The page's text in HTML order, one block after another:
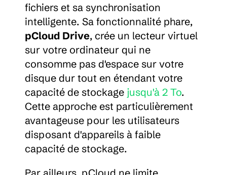
fichiers et sa synchronisation
pCloud Drive, crée un lecteur virtuel
sur votre ordinateur qui ne
consomme pas d'espace sur votre
disque dur tout en étendant votre
capacité de stockage jusqu'à 2 To.
Cette approche est particulièrement
avantageuse pour les utilisateurs
disposant d'appareils à faible
capacité de stockage.